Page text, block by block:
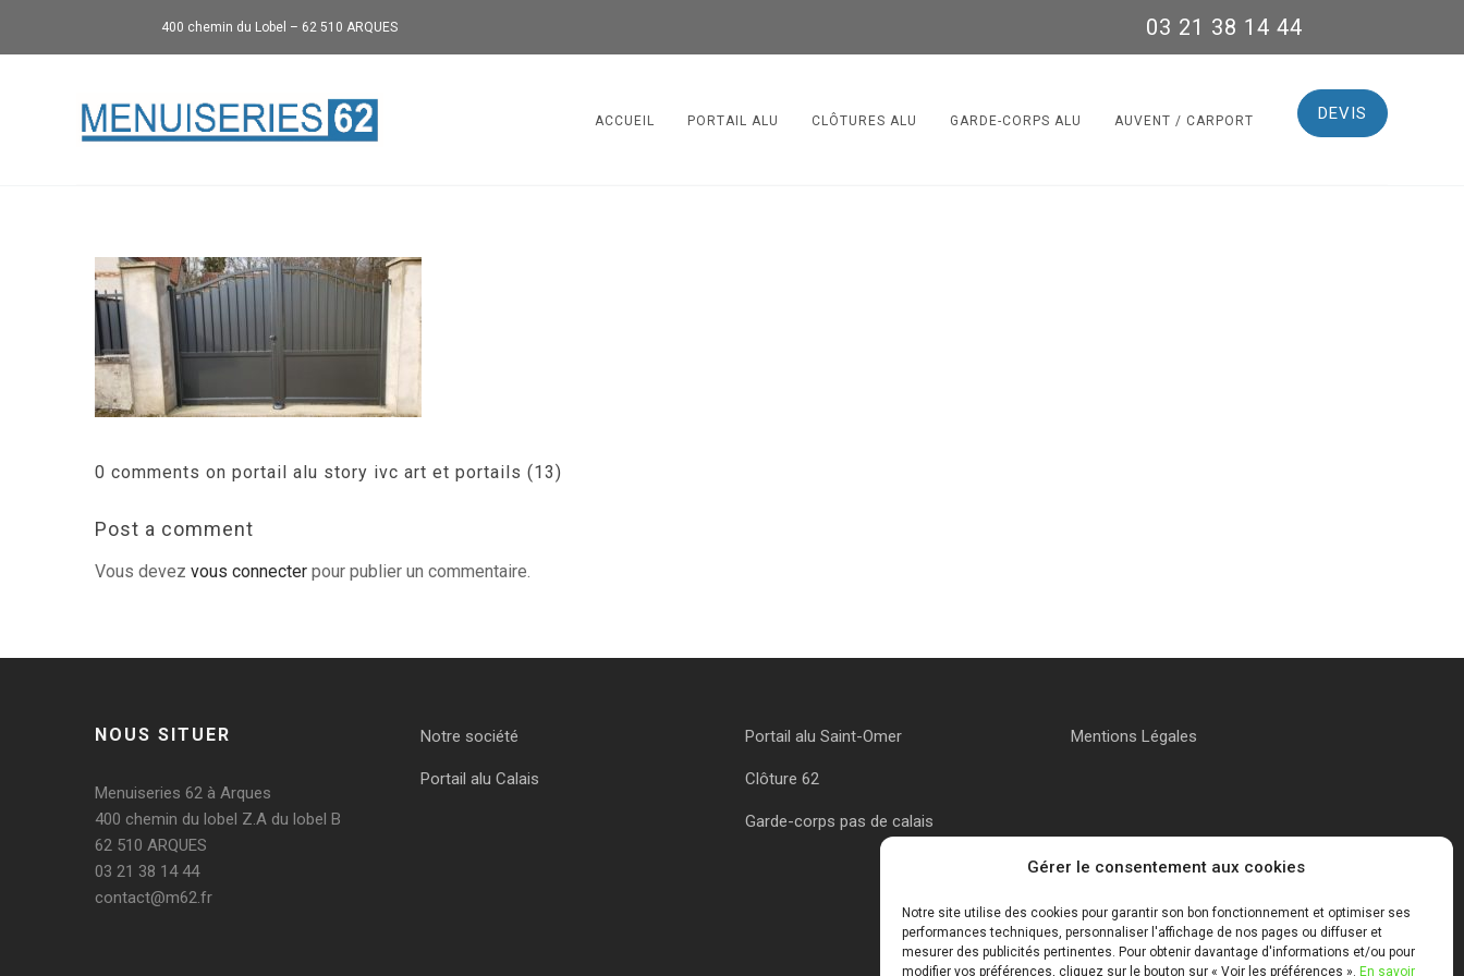
Gérer le consentement aux cookies
Notre site utilise des cookies pour garantir son bon fonctionnement et optimiser ses
performances techniques, personnaliser l'affichage de nos pages ou diffuser et
mesurer des publicités pertinentes. Pour obtenir davantage d'informations et/ou pour
modifier vos préférences, cliquez sur le bouton sur « Voir les préférences ». En savoir
400 chemin du Lobel – 62 510 ARQUES 03 21 38 14 44
DEVIS
ACCUEIL PORTAIL ALU CLÔTURES ALU GARDE-CORPS ALU AUVENT / CARPORT
0 comments on portail alu story ivc art et portails (13)
Post a comment
Vous devezvous connecter pour publier un commentaire.
NOUS SITUER
Menuiseries 62 à Arques
400 chemin du lobel Z.A du lobel B
62 510 ARQUES
03 21 38 14 44
contact@m62.fr
Notre société
Portail alu Calais
Portail alu Saint-Omer
Clôture 62
Garde-corps pas de calais
Mentions Légales